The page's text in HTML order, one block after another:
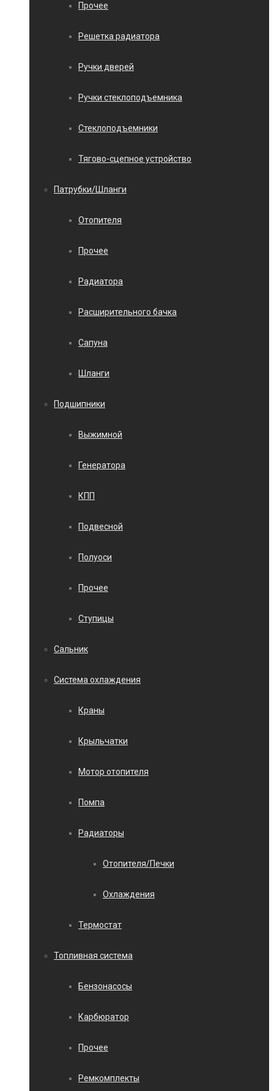
Прочее
Решетка радиатора
Ручки дверей
Ручки стеклоподъемника
Стеклоподъемники
Тягово-сцепное устройство
Патрубки/Шланги
Отопителя
Прочее
Радиатора
Расширительного бачка
Сапуна
Шланги
Подшипники
Выжимной
Генератора
КПП
Подвесной
Полуоси
Прочее
Ступицы
Сальник
Система охлаждения
Краны
Крыльчатки
Мотор отопителя
Помпа
Радиаторы
Отопителя/Печки
Охлаждения
Термостат
Топливная система
Бензонасосы
Карбюратор
Прочее
Ремкомплекты